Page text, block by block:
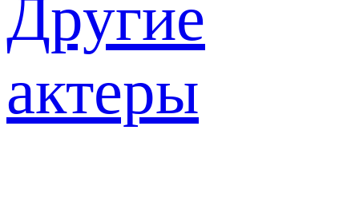
Другие
актеры